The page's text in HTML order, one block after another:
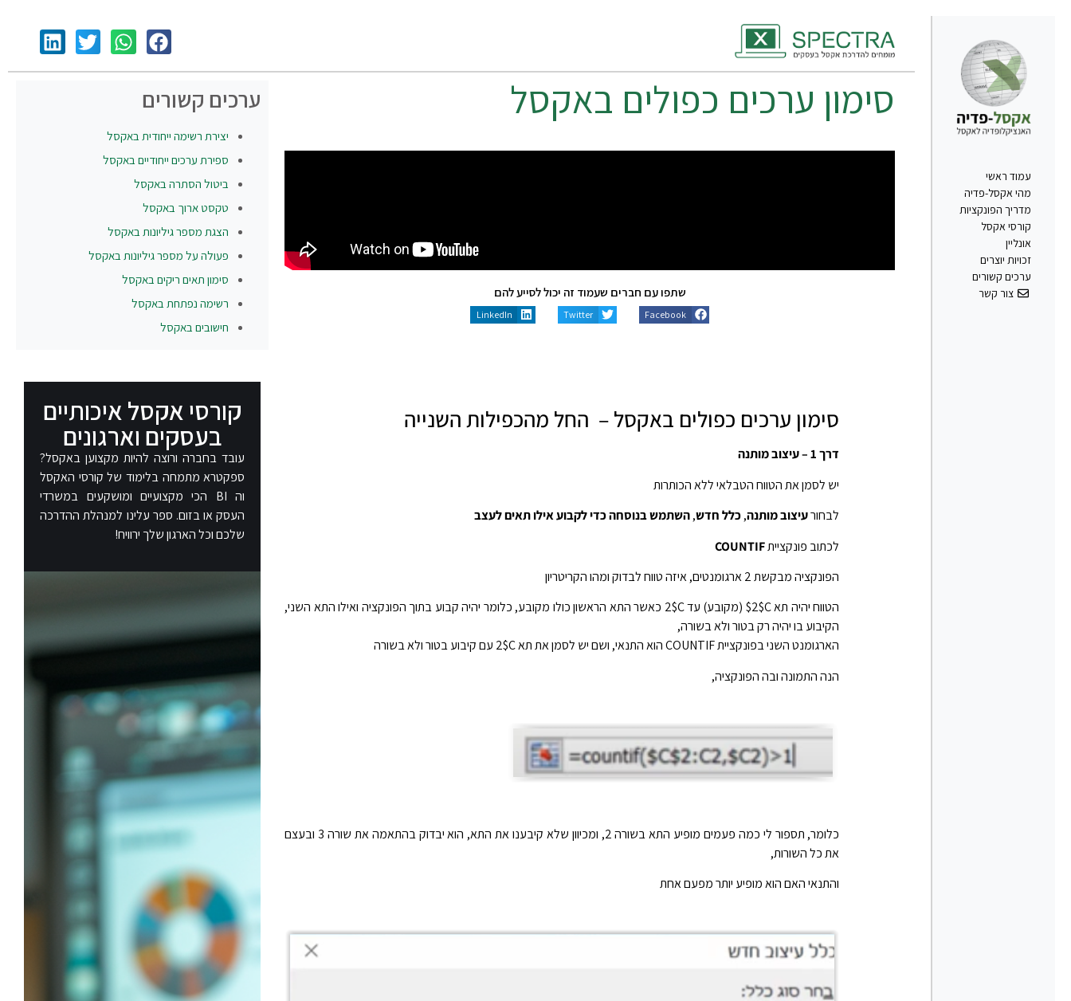
עמוד ראשי
מהי אקסל-פדיה
מדריך הפונקציות
קורסי אקסל
אונליין
זכויות יוצרים
ערכים קשורים
צור קשר
סימון ערכים כפולים באקסל
שתפו עם חברים שעמוד זה יכול לסייע להם
Facebook
Twitter
LinkedIn
סימון ערכים כפולים באקסל – החל מהכפילות השנייה
דרך 1 – עיצוב מותנה
יש לסמן את הטווח הטבלאי ללא הכותרות
לבחורעיצוב מותנה,כלל חדש,השתמש בנוסחה כדי לקבוע אילו תאים לעצב
לכתוב פונקצייתCOUNTIF
הפונקציה מבקשת 2 ארגומנטים, איזה טווח לבדוק ומהו הקריטריון
הטווח יהיה תא 2$C$ (מקובע) עד 2$C כאשר התא הראשון כולו מקובע, כלומר יהיה קבוע בתוך הפונקציה ואילו התא השני,
הקיבוע בו יהיה רק בטור ולא בשורה,
הארגומנט השני בפונקציית COUNTIF הוא התנאי, ושם יש לסמן את תא 2$C עם קיבוע בטור ולא בשורה
הנה התמונה ובה הפונקציה,
כלומר, תספור לי כמה פעמים מופיע התא בשורה 2, ומכיוון שלא קיבענו את התא, הוא יבדוק בהתאמה את שורה 3 ובעצם
את כל השורות,
והתנאי האם הוא מופיע יותר מפעם אחת
ערכים קשורים
יצירת רשימה ייחודית באקסל
ספירת ערכים ייחודיים באקסל
ביטול הסתרה באקסל
טקסט ארוך באקסל
הצגת מספר גיליונות באקסל
פעולה על מספר גיליונות באקסל
סימון תאים ריקים באקסל
רשימה נפתחת באקסל
חישובים באקסל
קורסי אקסל איכותיים
בעסקים וארגונים​
עובד בחברה ורוצה להיות מקצוען באקסל?
ספקטרא מתמחה בלימוד של קורסי האקסל
וה BI הכי מקצועיים ומושקעים במשרדי
העסק או בזום. ספר עלינו למנהלת ההדרכה
שלכם וכל הארגון שלך ירוויח!